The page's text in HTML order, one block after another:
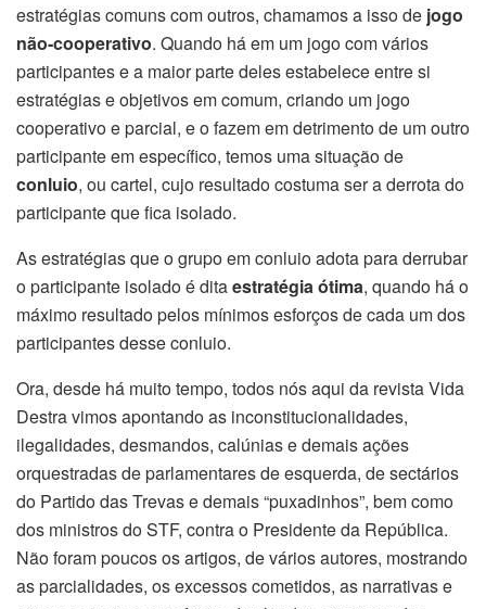
estratégias comuns com outros, chamamos a isso de jogo
não-cooperativo. Quando há em um jogo com vários
participantes e a maior parte deles estabelece entre si
estratégias e objetivos em comum, criando um jogo
cooperativo e parcial, e o fazem em detrimento de um outro
participante em específico, temos uma situação de
conluio, ou cartel, cujo resultado costuma ser a derrota do
participante que fica isolado.
As estratégias que o grupo em conluio adota para derrubar
o participante isolado é ditaestratégia ótima, quando há o
máximo resultado pelos mínimos esforços de cada um dos
participantes desse conluio.
Ora, desde há muito tempo, todos nós aqui da revista Vida
Destra vimos apontando as inconstitucionalidades,
ilegalidades, desmandos, calúnias e demais ações
orquestradas de parlamentares de esquerda, de sectários
do Partido das Trevas e demais “puxadinhos”, bem como
dos ministros do STF, contra o Presidente da República.
Não foram poucos os artigos, de vários autores, mostrando
as parcialidades, os excessos cometidos, as narrativas e